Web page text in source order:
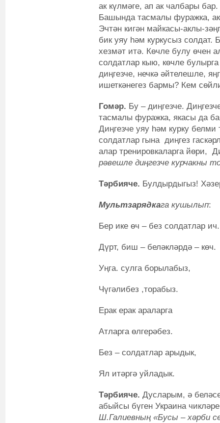
ак күлмәге, ап ак чалбары
Башында тасмалы фуражка,
Эчтән кигән майкасы-аклы-
бик уяу һәм куркусыз солдат.
хезмәт итә. Көчле булу өчен
солдатлар кыю, көчле
диңгезче, нечкә әйтелешле,
ишеткәнегез бармы? Кем
Гомәр. Бу – диңгезче.
тасмалы фуражка, якасы да
Диңгезче уяу һәм курку
солдатлар гына диңгез
алар тренировкаларга йөри,
рәвешле диңгезче курчакны
Тәрбияче. Булдырдыгыз!
Мультзарядкага кушылып:
Бер ике өч – без солдатлар ич.
Дүрт, биш – беләкләрдә – көч.
Уңга. сулга борылабыз,
Чүгәлибез ,торабыз.
Ерак ерак араларга
Атларга өлгерәбез.
Без – солдатлар арыдык,
Ял итәргә уйладык.
Тәрбияче. Дусларым, ә
абыйсы бүген Украина
Ш.Галиевның «Бусы – хәрби